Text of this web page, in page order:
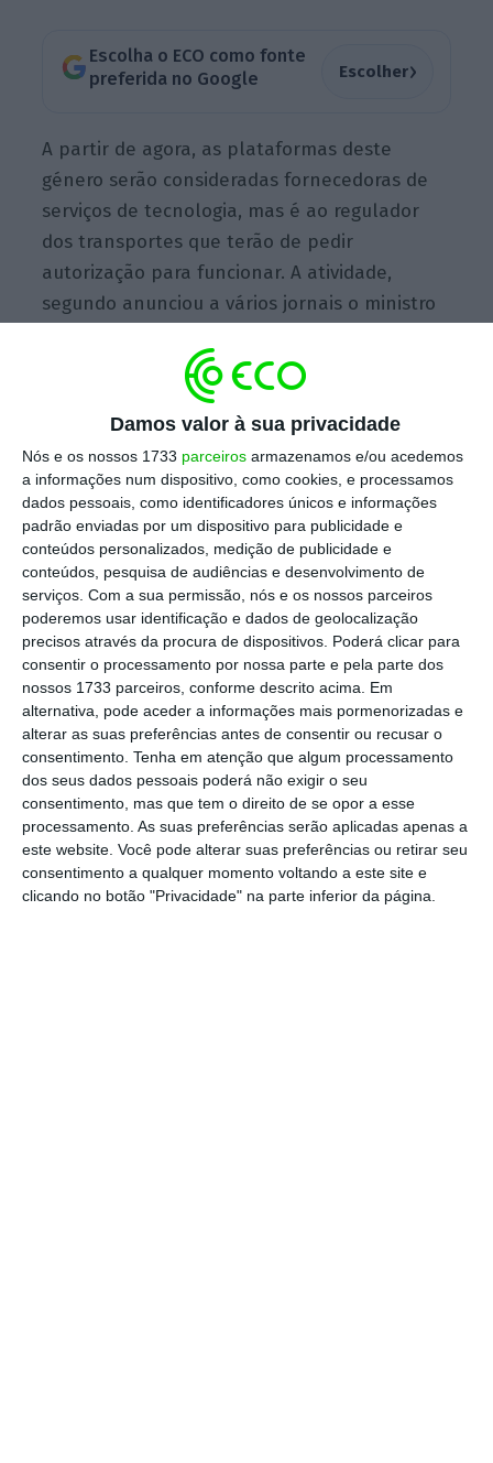
Damos valor à sua privacidade
Nós e os nossos 1733 parceiros armazenamos e/ou acedemos
a informações num dispositivo, como cookies, e processamos
dados pessoais, como identificadores únicos e informações
padrão enviadas por um dispositivo para publicidade e
conteúdos personalizados, medição de publicidade e
conteúdos, pesquisa de audiências e desenvolvimento de
serviços. Com a sua permissão, nós e os nossos parceiros
poderemos usar identificação e dados de geolocalização
precisos através da procura de dispositivos. Poderá clicar para
consentir o processamento por nossa parte e pela parte dos
nossos 1733 parceiros, conforme descrito acima. Em
alternativa, pode aceder a informações mais pormenorizadas e
alterar as suas preferências antes de consentir ou recusar o
consentimento. Tenha em atenção que algum processamento
dos seus dados pessoais poderá não exigir o seu
consentimento, mas que tem o direito de se opor a esse
processamento. As suas preferências serão aplicadas apenas a
este website. Você pode alterar suas preferências ou retirar seu
consentimento a qualquer momento voltando a este site e
clicando no botão "Privacidade" na parte inferior da página.
Escolha o ECO como fonte
preferida no Google
Escolher›
A partir de agora, as plataformas deste
género serão consideradas fornecedoras de
serviços de tecnologia, mas é ao regulador
dos transportes que terão de pedir
autorização para funcionar. A atividade,
segundo anunciou a vários jornais o ministro
ser designada porTVDE, ou transportes em
veículos descaracterizados .
Os taxistas vão manter os mesmos direitos e
deveres (o que implica, exemplo, uma maior
carga burocrática para obter a licença,
compensada, contudo, por benefícios fiscais).
E não estão contentes. Em declarações ao
Diário de Notícias
, Florêncio de Almeida,
presidente da ANTRAL (a maior associação de
taxistas), é claro: “Porrada não vai faltar”. O
responsável adianta que a associação vai
voltar a apresentar propostas, que, diz, foram
“rejeitadas pelo grupo de trabalho”
responsável pela criação do novo diploma. A
principal proposta, salienta, é que “a Uber e
outras plataformas funcionassem ao serviço
dos táxis, como acontece na Holanda”.